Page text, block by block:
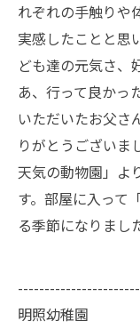
れぞれの手触りや
実感したことと思
ども達の元気さ、
あ、行って良かっ
いただいたお父さ
りがとうございま
天気の動物園」よ
す。部屋に入って
る季節になりまし
明照幼稚園